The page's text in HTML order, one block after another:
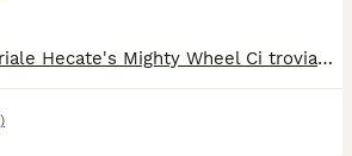
Allevamento Amatoriale Hecate's Mighty Wheel Ci troviamo in Liguria ma portiamo i nostri cuccioli personalmente nelle loro future famiglie Pedigree WCF Genitori testati Ecocardio perfetto Libretto sanitario microchip